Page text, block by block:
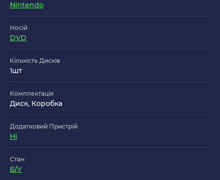
Nintendo
Носій
DVD
Кількість Дисків
1шт
Комплектація
Диск, Коробка
Додатковий Пристрій
Ні
Стан
Б/У